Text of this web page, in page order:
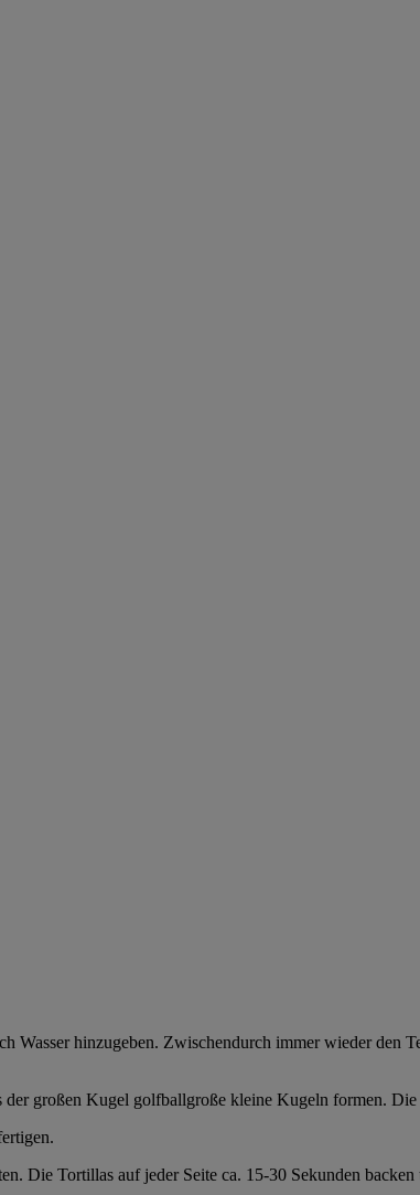
Wasser hinzugeben. Zwischendurch immer wieder den
großen Kugel golfballgroße kleine Kugeln formen.
Die Tortillas auf jeder Seite ca. 15-30 Sekunden backen